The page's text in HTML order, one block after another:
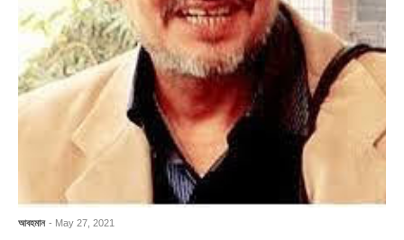
আবহমান - May 27, 2021